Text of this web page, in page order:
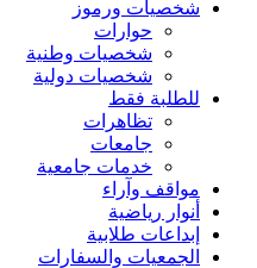
شخصيات ورموز
حوارات
شخصيات وطنية
شخصيات دولية
للطلبة فقط
تظاهرات
جامعات
خدمات جامعية
مواقف وآراء
أنوار رياضية
إبداعات طلابية
الجمعيات والسفارات